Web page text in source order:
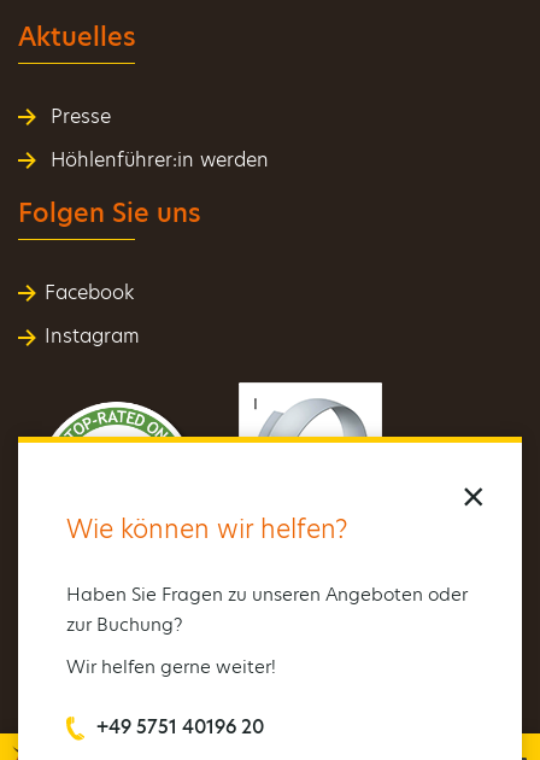
×
Wie können wir helfen?
Haben Sie Fragen zu unseren Angeboten oder
zur Buchung?
Wir helfen gerne weiter!
+49 5751 40196 20
Aktuelles
Presse
Höhlenführer:in werden
Folgen Sie uns
Facebook
Instagram